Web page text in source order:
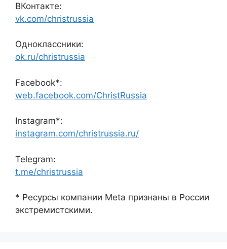
ВКонтакте:
vk.com/christrussia
Одноклассники:
ok.ru/christrussia
Facebook*:
web.facebook.com/ChristRussia
Instagram*:
instagram.com/christrussia.ru/
Telegram:
t.me/christrussia
* Ресурсы компании Meta признаны в России
экстремистскими.